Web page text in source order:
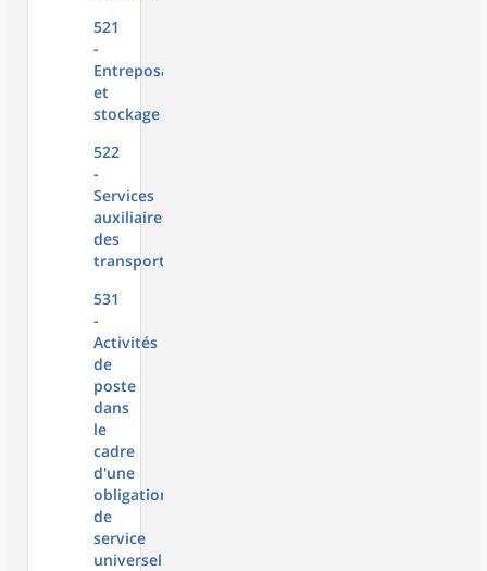
521
-
Entreposage
et
stockage
522
-
Services
auxiliaires
des
transports
531
-
Activités
de
poste
dans
le
cadre
d'une
obligation
de
service
universel